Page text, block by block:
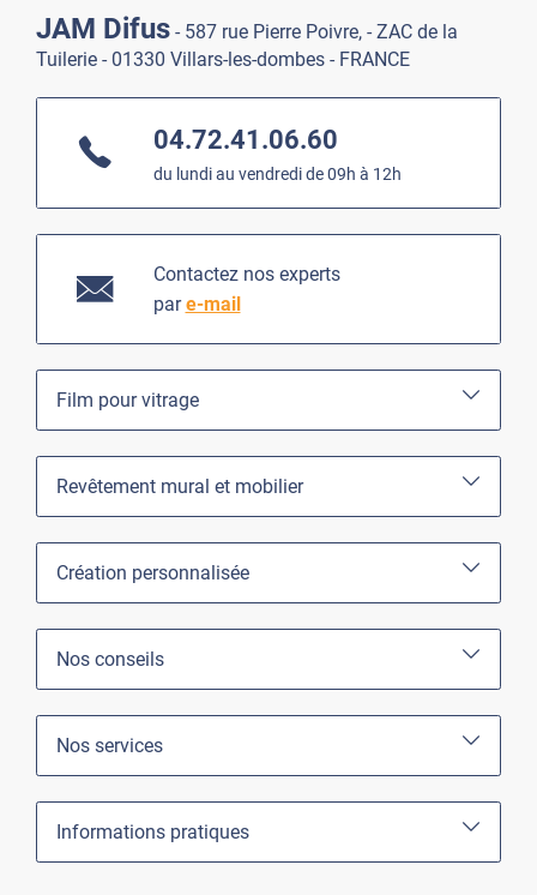
JAM Difus - 587 rue Pierre Poivre, - ZAC de la
Tuilerie - 01330 Villars-les-dombes - FRANCE
04.72.41.06.60
du lundi au vendredi de 09h à 12h
Contactez nos experts
pare-mail
Film pour vitrage
Revêtement mural et mobilier
Création personnalisée
Nos conseils
Nos services
Informations pratiques